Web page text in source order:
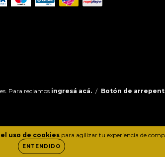
uso de cookies para agilizar tu experiencia de
ENTENDIDO
Para reclamos ingresá acá. / Botón de